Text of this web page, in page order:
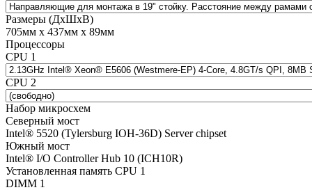
Размеры (ДхШхВ)
705мм х 437мм х 89мм
Процессоры
CPU 1
CPU 2
Набор микросхем
Северный мост
Intel® 5520 (Tylersburg IOH-36D) Server chipset
Южный мост
Intel® I/O Controller Hub 10 (ICH10R)
Установленная память CPU 1
DIMM 1